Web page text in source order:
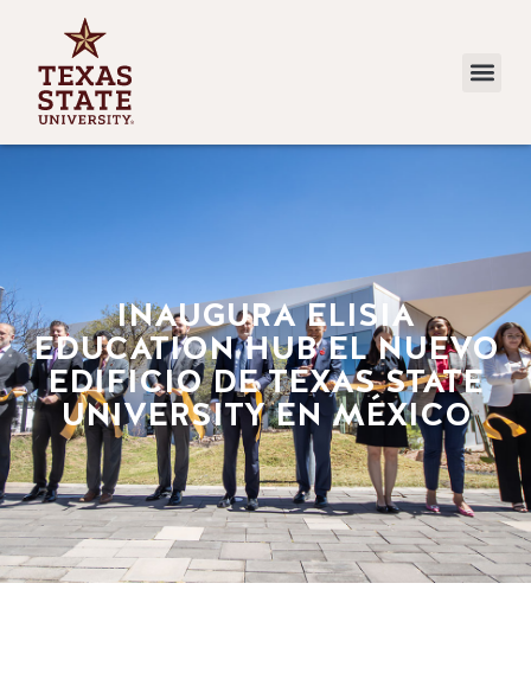
INAUGURA ELISIA
EDUCATION HUB EL NUEVO
EDIFICIO DE TEXAS STATE
UNIVERSITY EN MÉXICO